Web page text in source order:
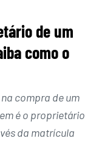
de um
como o
compra de um
é o proprietário
da matrícula